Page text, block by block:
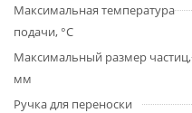
Максимальная температура
подачи, °С
Максимальный размер частиц,
мм
Ручка для переноски